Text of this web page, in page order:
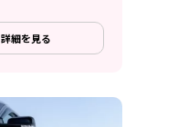
詳細を見る